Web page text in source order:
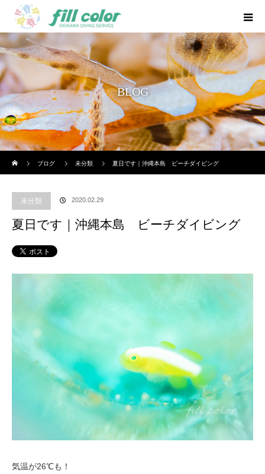
BLOG
ブログ
未分類 夏日です｜沖縄本島 ビーチダイビング
未分類 2020.02.29
夏日です｜沖縄本島 ビーチダイビング
気温が26℃も！